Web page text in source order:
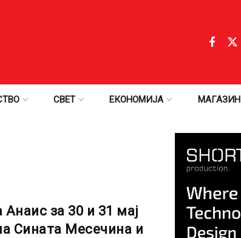
СВЕТ ЕКОНОМИЈА МАГАЗИН
за 30 и 31 мај
Сината Месечина и